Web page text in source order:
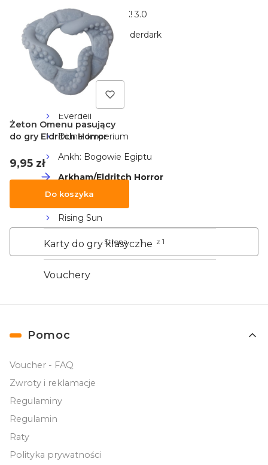
Neuroshima HEX! 3.0
Tyrants of the Underdark
Obsesje
Viticulture
Marvel Zombies
Everdell
Diuna: Imperium
Ankh: Bogowie Egiptu
Arkham/Eldritch Horror
Barrage
Rising Sun
Karty do gry klasyczne
Vouchery
Żeton Omenu pasujący
do gry Eldritch Horror
Cena
9,95 zł
Do koszyka
Strona z 1
Linki w stopce
Pomoc
Voucher - FAQ
Zwroty i reklamacje
Regulaminy
Regulamin
Raty
Polityka prywatności